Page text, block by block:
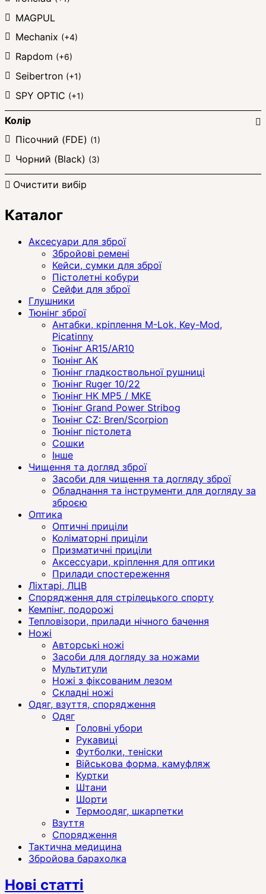
MAGPUL
Mechanix (+4)
Rapdom (+6)
Seibertron (+1)
SPY OPTIC (+1)
Колір
Пісочний (FDE) (1)
Чорний (Black) (3)
Очистити вибір
Каталог
Аксесуари для зброї
Збройові ремені
Кейси, сумки для зброї
Пістолетні кобури
Сейфи для зброї
Глушники
Тюнінг зброї
Антабки, кріплення M-Lok, Key-Mod,
Picatinny
Тюнінг AR15/AR10
Тюнінг АК
Тюнінг гладкоствольної рушниці
Тюнінг Ruger 10/22
Тюнінг HK MP5 / MKE
Тюнінг Grand Power Stribog
Тюнінг CZ: Bren/Scorpion
Тюнінг пістолета
Сошки
Інше
Чищення та догляд зброї
Засоби для чищення та догляду зброї
Обладнання та інструменти для догляду за
зброєю
Оптика
Оптичні приціли
Коліматорні приціли
Призматичні приціли
Аксессуари, кріплення для оптики
Прилади спостереження
Ліхтарі, ЛЦВ
Спорядження для стрілецького спорту
Кемпінг, подорожі
Тепловізори, прилади нічного бачення
Ножі
Авторські ножі
Засоби для догляду за ножами
Мультитули
Ножі з фіксованим лезом
Складні ножі
Одяг, взуття, спорядження
Одяг
Головні убори
Рукавиці
Футболки, теніски
Військова форма, камуфляж
Куртки
Штани
Шорти
Термоодяг, шкарпетки
Взуття
Спорядження
Тактична медицина
Збройова барахолка
Нові статті